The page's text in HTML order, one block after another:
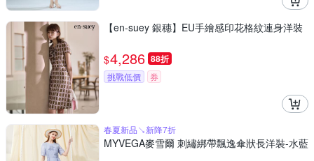
【en-suey 銀穗】EU手繪感印花格紋連身洋裝
$4,286 88折
挑戰低價 券
春夏新品↘新降7折
MYVEGA麥雪爾 刺繡綁帶飄逸傘狀長洋裝-水藍